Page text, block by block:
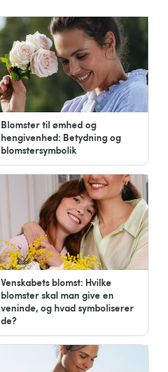
Blomster til ømhed og
hengivenhed: Betydning og
blomstersymbolik
Venskabets blomst: Hvilke
blomster skal man give en
veninde, og hvad symboliserer
de?